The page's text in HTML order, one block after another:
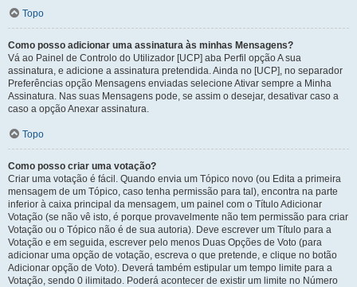
Topo
Como posso adicionar uma assinatura às minhas Mensagens?
Vá ao Painel de Controlo do Utilizador [UCP] aba Perfil opção A sua
assinatura, e adicione a assinatura pretendida. Ainda no [UCP], no separador
Preferências opção Mensagens enviadas selecione Ativar sempre a Minha
Assinatura. Nas suas Mensagens pode, se assim o desejar, desativar caso a
caso a opção Anexar assinatura.
Topo
Como posso criar uma votação?
Criar uma votação é fácil. Quando envia um Tópico novo (ou Edita a primeira
mensagem de um Tópico, caso tenha permissão para tal), encontra na parte
inferior à caixa principal da mensagem, um painel com o Título Adicionar
Votação (se não vê isto, é porque provavelmente não tem permissão para criar
Votação ou o Tópico não é de sua autoria). Deve escrever um Título para a
Votação e em seguida, escrever pelo menos Duas Opções de Voto (para
adicionar uma opção de votação, escreva o que pretende, e clique no botão
Adicionar opção de Voto). Deverá também estipular um tempo limite para a
Votação, sendo 0 ilimitado. Poderá acontecer de existir um limite no Número